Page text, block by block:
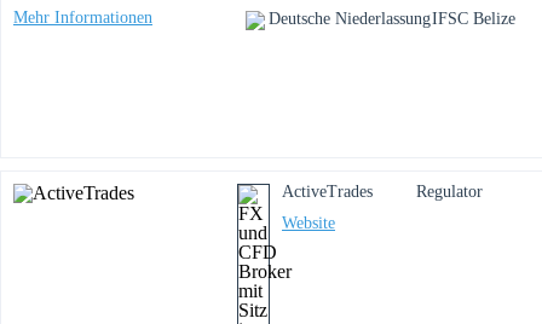
Mehr Informationen Deutsche NiederlassungIFSC Belize
ActiveTrades
Website
Regulator